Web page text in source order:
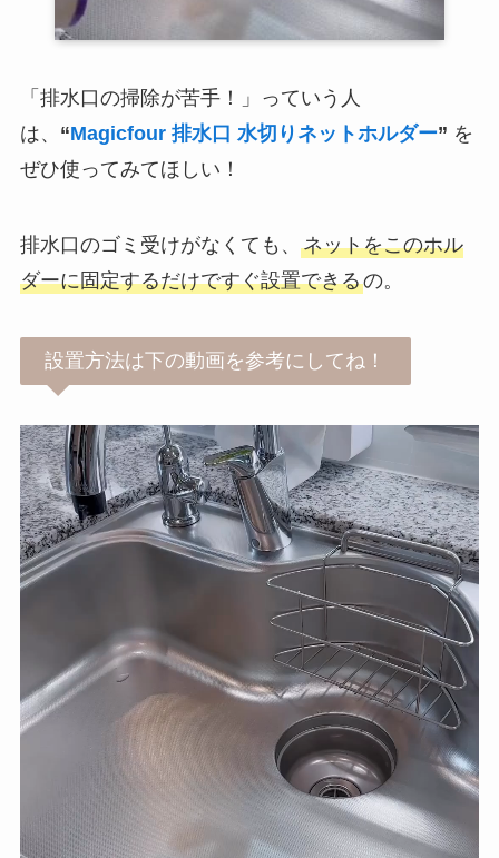
「排水口の掃除が苦手！」っていう人
は、 “Magicfour 排水口 水切りネットホルダー” を
ぜひ使ってみてほしい！
排水口のゴミ受けがなくても、 ネットをこのホル
ダーに固定するだけですぐ設置できるの。
設置方法は下の動画を参考にしてね！